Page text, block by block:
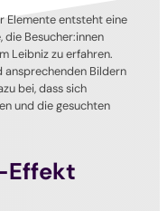
Elemente entsteht eine
Besucher:innen
Leibniz zu erfahren.
ansprechenden Bildern
bei, dass sich
und die gesuchten
Effekt